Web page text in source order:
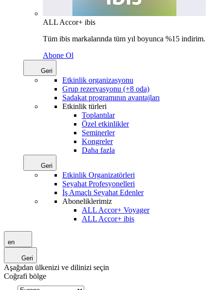
ALL Accor+ ibis
Tüm ibis markalarında tüm yıl boyunca %15 indirim.
Abone Ol
Geri
Etkinlik organizasyonu
Grup rezervasyonu (+8 oda)
Sadakat programının avantajları
Etkinlik türleri
Toplantılar
Özel etkinlikler
Seminerler
Kongreler
Daha fazla
Geri
Etkinlik Organizatörleri
Seyahat Profesyonelleri
İş Amaçlı Seyahat Edenler
Aboneliklerimiz
ALL Accor+ Voyager
ALL Accor+ ibis
en
Geri
Aşağıdan ülkenizi ve dilinizi seçin
Coğrafi bölge